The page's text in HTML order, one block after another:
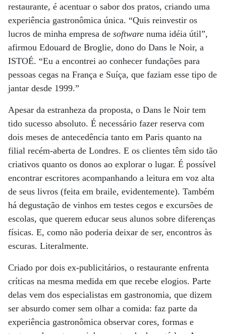
restaurante, é acentuar o sabor dos pratos, criando uma
experiência gastronômica única. “Quis reinvestir os
lucros de minha empresa de software numa idéia útil”,
afirmou Edouard de Broglie, dono do Dans le Noir, a
ISTOÉ. “Eu a encontrei ao conhecer fundações para
pessoas cegas na França e Suíça, que faziam esse tipo de
jantar desde 1999.”
Apesar da estranheza da proposta, o Dans le Noir tem
tido sucesso absoluto. É necessário fazer reserva com
dois meses de antecedência tanto em Paris quanto na
filial recém-aberta de Londres. E os clientes têm sido tão
criativos quanto os donos ao explorar o lugar. É possível
encontrar escritores acompanhando a leitura em voz alta
de seus livros (feita em braile, evidentemente). Também
há degustação de vinhos em testes cegos e excursões de
escolas, que querem educar seus alunos sobre diferenças
físicas. E, como não poderia deixar de ser, encontros às
escuras. Literalmente.
Criado por dois ex-publicitários, o restaurante enfrenta
críticas na mesma medida em que recebe elogios. Parte
delas vem dos especialistas em gastronomia, que dizem
ser absurdo comer sem olhar a comida: faz parte da
experiência gastronômica observar cores, formas e